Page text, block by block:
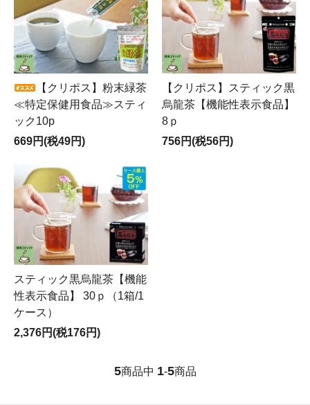
【クリポス】粉末緑茶
≪特定保健用食品≫スティ
ック10p
669円(税49円)
【クリポス】スティック黒
烏龍茶【機能性表示食品】
8ｐ
756円(税56円)
スティック黒烏龍茶【機能
性表示食品】 30ｐ（1箱/1
ケース）
2,376円(税176円)
5商品中 1-5商品